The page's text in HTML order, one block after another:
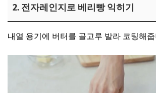
2. 전자레인지로 베리빵 익히기
내열 용기에 버터를 골고루 발라 코팅해